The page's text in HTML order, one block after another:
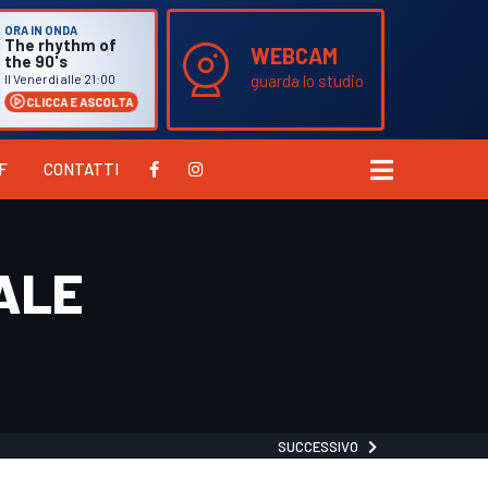
ORA IN ONDA
The rhythm of
the 90's
Il Venerdì alle 21:00
CLICCA E ASCOLTA
WEBCAM
guarda lo studio
CONTATTI
SUCCESSIVO